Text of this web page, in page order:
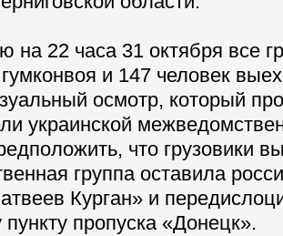
на 22 часа 31 октября все
гумконвоя и 147 человек
осмотр, который
украинской
что грузовики
группа оставила
Курган» и
пункту пропуска «Донецк».